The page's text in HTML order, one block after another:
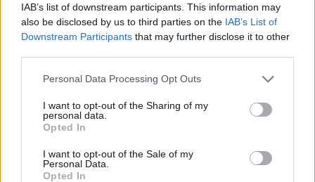
IAB’s list of downstream participants. This information may
also be disclosed by us to third parties on the IAB’s List of
Downstream Participants that may further disclose it to other
Please note that this website/app uses one or more Google
not limited to your visit or usage behaviour. You may click to
grant or deny consent to Google and its third-party tags to
use your data for below specified purposes in below Google
consent section.
Personal Data Processing Opt Outs
I want to opt-out of the Sharing of my
personal data.
Opted In
I want to opt-out of the Sale of my
Personal Data.
Opted In
A második, egy jellegzetes eső utáni kép, a kertről.
Hinta, ugráló, medence, játékház és csúszda a kert
alaptartozéka. Igazság szerint ezzel nem is vagyunk
egyedül, látható a szomszéd házban is hinta.